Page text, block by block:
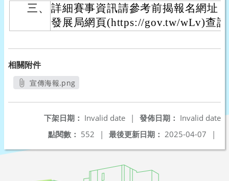
三、
詳細賽事資訊請參考前揭報名網址
發展局網頁(https://gov.tw/wLv)查
相關附件
宣傳海報.png
發佈日期： Invalid date
下架日期： Invalid date
|
最後更新日期： 2025-04-07 |
點閱數： 552 |